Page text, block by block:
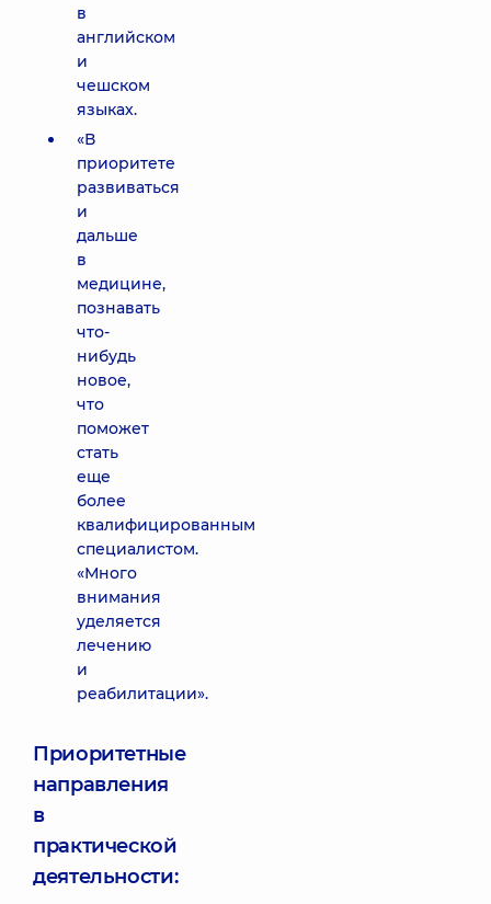
в
английском
и
чешском
языках.
«В
приоритете
развиваться
и
дальше
в
медицине,
познавать
что-
нибудь
новое,
что
поможет
стать
еще
более
квалифицированным
специалистом.
«Много
внимания
уделяется
лечению
и
реабилитации».
Приоритетные
направления
в
практической
деятельности: